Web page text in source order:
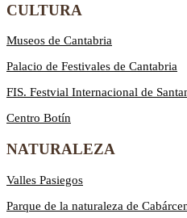
CULTURA
Museos de Cantabria
Palacio de Festivales de Cantabria
FIS. Festvial Internacional de
Centro Botín
NATURALEZA
Valles Pasiegos
Parque de la naturaleza de